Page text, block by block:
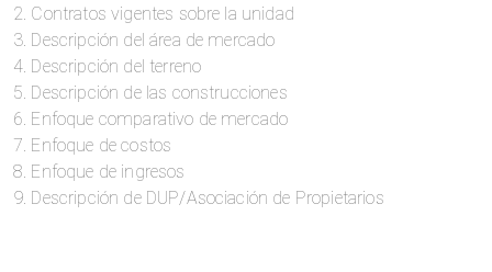
2. Contratos vigentes sobre la unidad
3. Descripción del área de mercado
4. Descripción del terreno
5. Descripción de las construcciones
6. Enfoque comparativo de mercado
7. Enfoque de costos
8. Enfoque de ingresos
9. Descripción de DUP/Asociación de Propietarios